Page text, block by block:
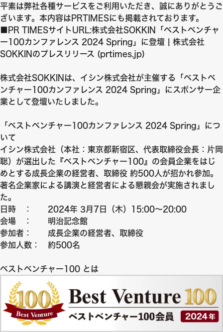
平素は弊社各種サービスをご利用いただき、誠にありがとうご
ざいます。本内容はPRTIMESにも掲載されております。
■PR TIMESサイトURL:株式会社SOKKIN「ベストベンチャ
ー100カンファレンス 2024 Spring」に登壇 | 株式会社
SOKKINのプレスリリース (prtimes.jp)
株式会社SOKKINは、イシン株式会社が主催する「ベストベ
ンチャー100カンファレンス 2024 Spring」にスポンサー企
業として登壇いたしました。
「ベストベンチャー100カンファレンス 2024 Spring」につ
いて
イシン株式会社（本社：東京都新宿区、代表取締役会長：片岡
聡）が選出した『ベストベンチャー100』の会員企業をはじ
めとする成長企業の経営者、取締役 約500人が招かれ参加。
著名企業家による講演と経営者による懇親会が実施されまし
た。
日時 ： 2024年 3月7日（木）15:00～20:00
会場 ： 明治記念館
参加者： 成長企業の経営者、取締役
参加人数： 約500名
ベストベンチャー100 とは